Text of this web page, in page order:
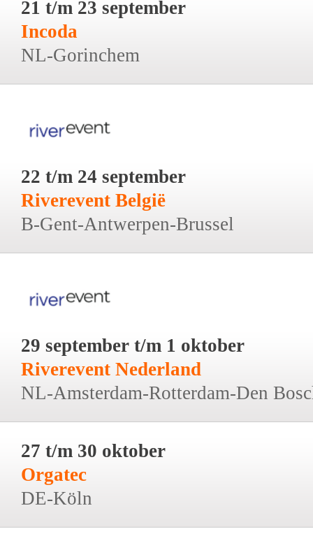
21 t/m 23 september
Incoda
NL-Gorinchem
22 t/m 24 september
Riverevent België
B-Gent-Antwerpen-Brussel
29 september t/m 1 oktober
Riverevent Nederland
NL-Amsterdam-Rotterdam-Den
27 t/m 30 oktober
Orgatec
DE-Köln